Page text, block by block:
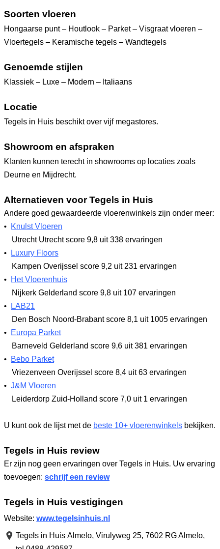
Soorten vloeren
Hongaarse punt – Houtlook – Parket – Visgraat vloeren –
Vloertegels – Keramische tegels – Wandtegels
Genoemde stijlen
Klassiek – Luxe – Modern – Italiaans
Locatie
Tegels in Huis beschikt over vijf megastores.
Showroom en afspraken
Klanten kunnen terecht in showrooms op locaties zoals
Deurne en Mijdrecht.
Alternatieven voor Tegels in Huis
Andere goed gewaardeerde vloerenwinkels zijn onder meer:
•
Knulst Vloeren
Utrecht Utrechtscore 9,8 uit 338 ervaringen
•
Luxury Floors
Kampen Overijssel score 9,2 uit 231 ervaringen
•
Het Vloerenhuis
Nijkerk Gelderland score 9,8 uit 107 ervaringen
•
LAB21
Den Bosch Noord-Brabantscore 8,1 uit 1005 ervaringen
•
Europa Parket
Barneveld Gelderland score 9,6 uit 381 ervaringen
•
Bebo Parket
Vriezenveen Overijssel score 8,4 uit 63 ervaringen
• J&M Vloeren
Leiderdorp Zuid-Holland score 7,0 uit 1 ervaringen
U kunt ook de lijst met de beste 10+ vloerenwinkels bekijken.
Tegels in Huis review
Er zijn nog geen ervaringen over Tegels in Huis. Uw ervaring
toevoegen: schrijf een review
Tegels in Huis vestigingen
Website: www.tegelsinhuis.nl
Tegels in Huis Almelo, Virulyweg 25, 7602 RG Almelo,